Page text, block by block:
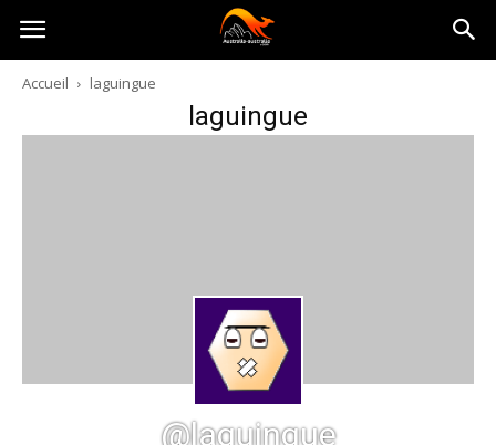
Australia-
australie.com
Accueil laguingue
laguingue
@laguingue